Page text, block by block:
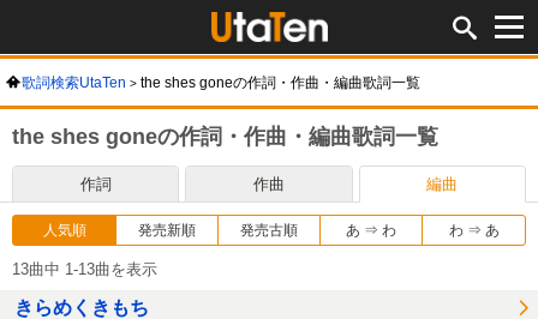
歌詞検索UtaTen the shes goneの作詞・作曲・編曲歌詞一覧
the shes goneの作詞・作曲・編曲歌詞一覧
作詞 作曲 編曲
人気順 発売新順 発売古順 あ ⇒ わ わ ⇒ あ
13曲中 1-13曲を表示
きらめくきもち